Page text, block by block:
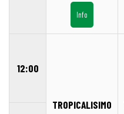
Info
12:00
TROPICALISIMO